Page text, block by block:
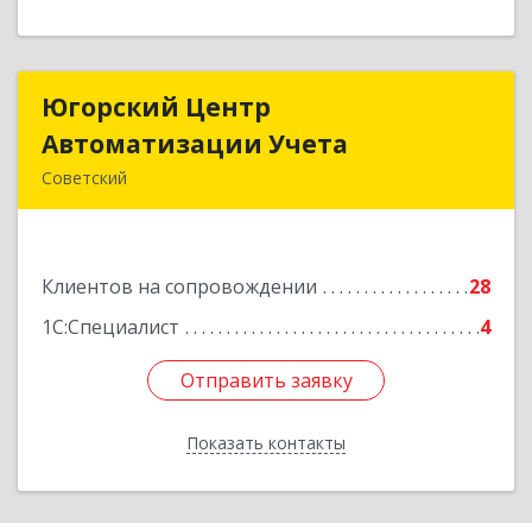
Югорский Центр
Автоматизации Учета
Советский
Клиентов на сопровождении
28
1С:Специалист
4
Отправить заявку
Показать контакты
Югорский Центр
Автоматизации Учета
Подробнее
Отправить заявку
Назад